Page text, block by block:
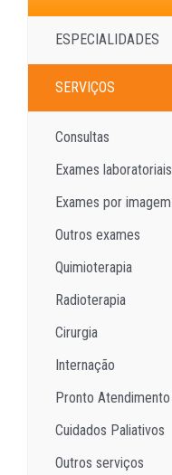
ESPECIALIDADES
SERVIÇOS
Consultas
Exames laboratoriais
Exames por imagem
Outros exames
Quimioterapia
Radioterapia
Cirurgia
Internação
Pronto Atendimento
Cuidados Paliativos
Outros serviços